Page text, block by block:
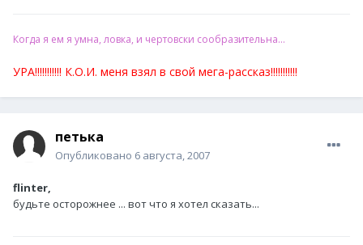
Когда я ем я умна, ловка, и чертовски сообразительна...
УРА!!!!!!!!!!! К.О.И. меня взял в свой мега-рассказ!!!!!!!!!!!
петька
Опубликовано 6 августа, 2007
flinter,
будьте осторожнее ... вот что я хотел сказать...